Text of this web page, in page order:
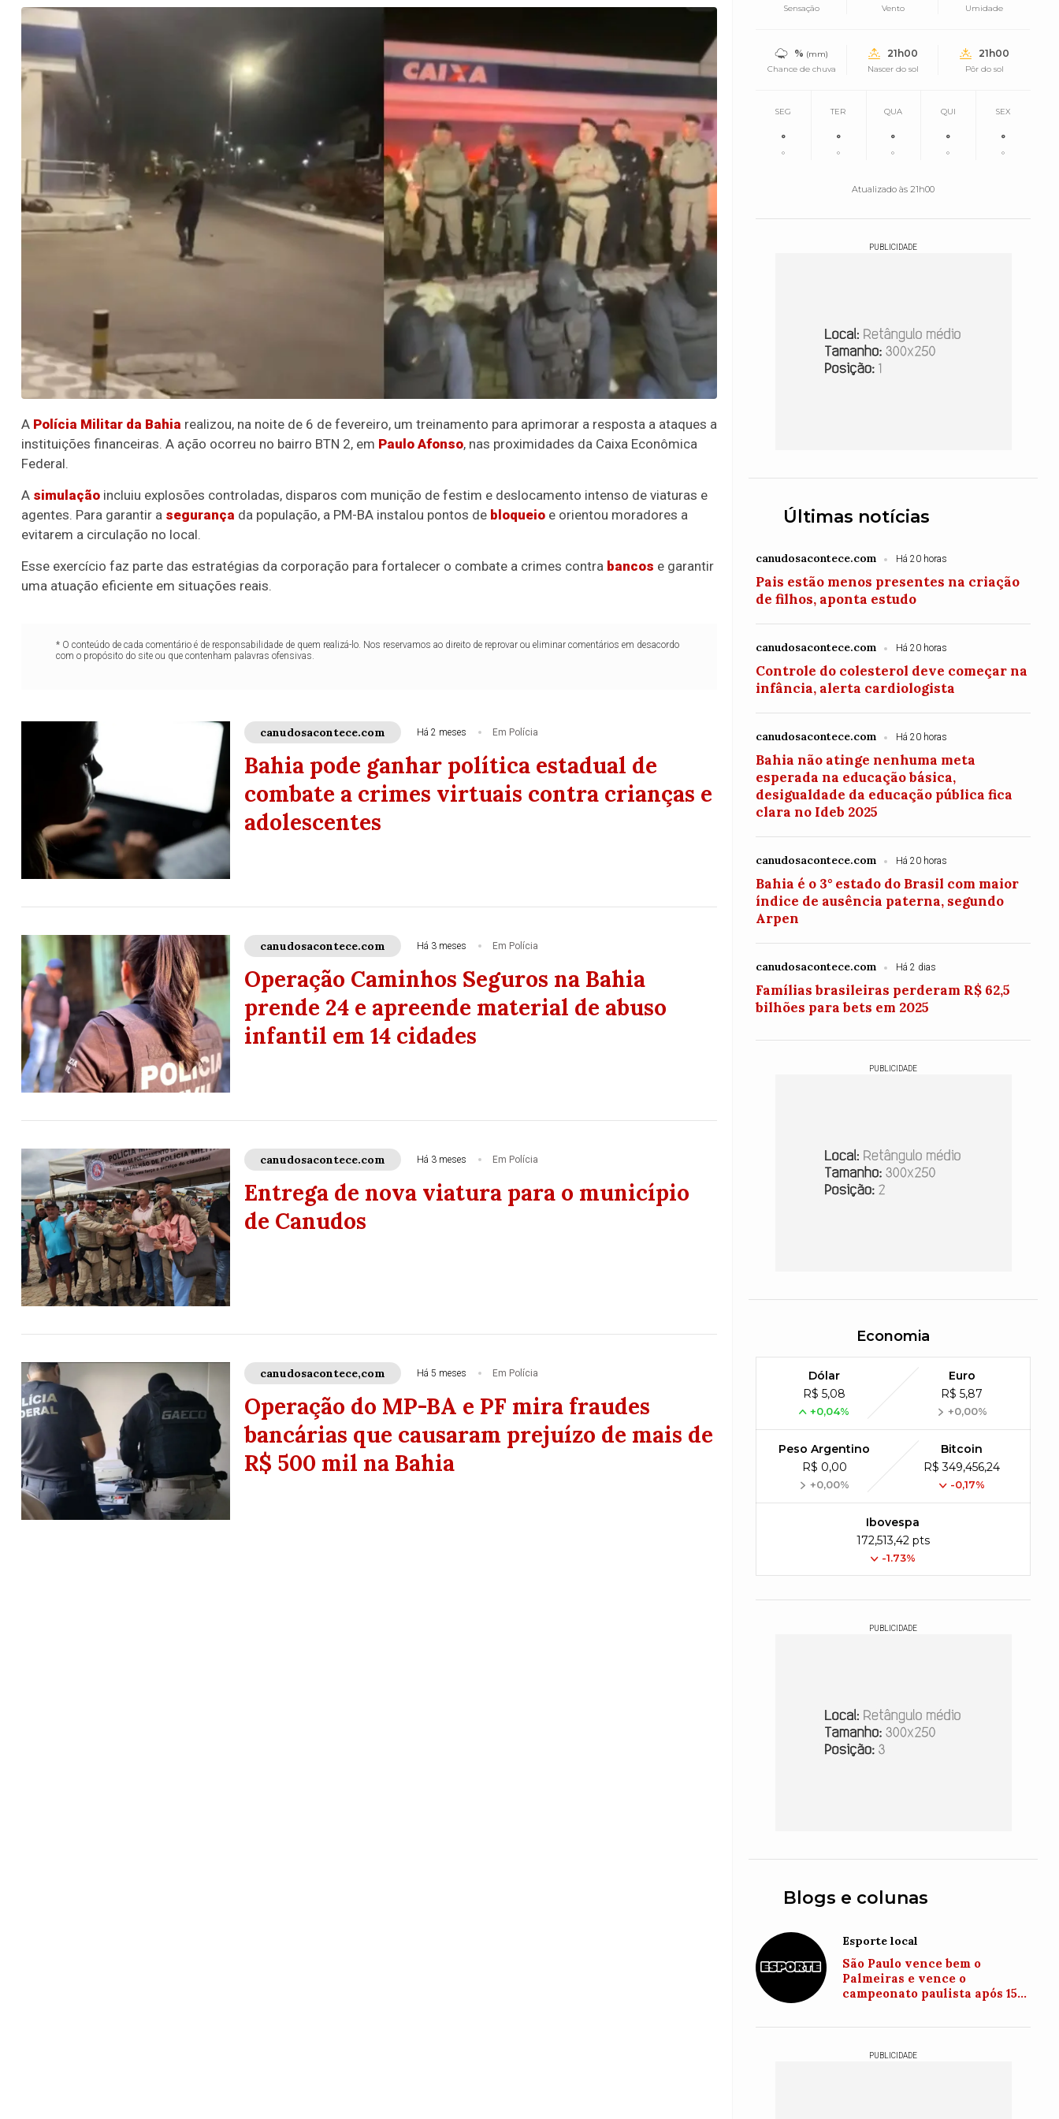
A Polícia Militar da Bahia realizou, na noite de 6 de fevereiro, um treinamento para aprimorar a resposta a ataques a
instituições financeiras. A ação ocorreu no bairro BTN 2, em Paulo Afonso, nas proximidades da Caixa Econômica
Federal.
A simulação incluiu explosões controladas, disparos com munição de festim e deslocamento intenso de viaturas e
agentes. Para garantir a segurança da população, a PM-BA instalou pontos de bloqueio e orientou moradores a
evitarem a circulação no local.
Esse exercício faz parte das estratégias da corporação para fortalecer o combate a crimes contra bancos e garantir
uma atuação eficiente em situações reais.
* O conteúdo de cada comentário é de responsabilidade de quem realizá-lo. Nos reservamos ao direito de reprovar ou eliminar comentários em desacordo
com o propósito do site ou que contenham palavras ofensivas.
canudosacontece.com Há 2 meses Em Polícia
Bahia pode ganhar política estadual de
combate a crimes virtuais contra crianças e
adolescentes
canudosacontece.com Há 3 meses Em Polícia
Operação Caminhos Seguros na Bahia
prende 24 e apreende material de abuso
infantil em 14 cidades
canudosacontece.com Há 3 meses Em Polícia
Entrega de nova viatura para o município
de Canudos
canudosacontece,com Há 5 meses Em Polícia
Operação do MP-BA e PF mira fraudes
bancárias que causaram prejuízo de mais de
R$ 500 mil na Bahia
Sensação Vento Umidade
% (mm)
Chance de chuva
21h00
Nascer do sol
21h00
Pôr do sol
SEG
°
°
TER
°
°
QUA
°
°
QUI
°
°
SEX
°
°
Atualizado às 21h00
PUBLICIDADE
Últimas notícias
canudosacontece.com Há 20 horas
Pais estão menos presentes na criação
de filhos, aponta estudo
canudosacontece.com Há 20 horas
Controle do colesterol deve começar na
infância, alerta cardiologista
canudosacontece.com Há 20 horas
Bahia não atinge nenhuma meta
esperada na educação básica,
desigualdade da educação pública fica
clara no Ideb 2025
canudosacontece.com Há 20 horas
Bahia é o 3° estado do Brasil com maior
índice de ausência paterna, segundo
Arpen
canudosacontece.com Há 2 dias
Famílias brasileiras perderam R$ 62,5
bilhões para bets em 2025
PUBLICIDADE
Economia
Dólar
R$ 5,08
+0,04%
Euro
R$ 5,87
+0,00%
Peso Argentino
R$ 0,00
+0,00%
Bitcoin
R$ 349,456,24
-0,17%
Ibovespa
172,513,42 pts
-1.73%
PUBLICIDADE
Blogs e colunas
Esporte local
São Paulo vence bem o
Palmeiras e vence o
campeonato paulista após 15
PUBLICIDADE